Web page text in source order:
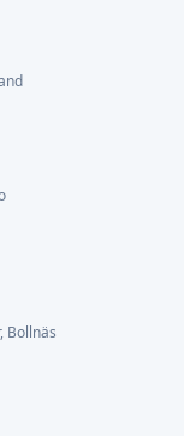
Bollnäs